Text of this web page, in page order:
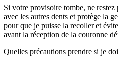
Si votre provisoire tombe, ne restez
avec les autres dents et protège la
pour que je puisse la recoller et
avant la réception de la couronne
Quelles précautions prendre si je